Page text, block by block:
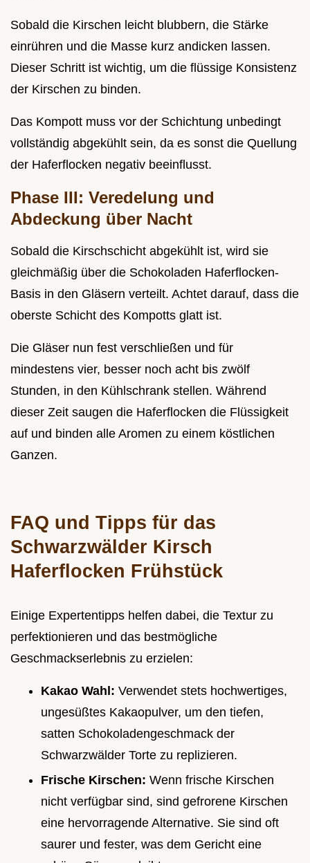
Sobald die Kirschen leicht blubbern, die Stärke
einrühren und die Masse kurz andicken lassen.
Dieser Schritt ist wichtig, um die flüssige Konsistenz
der Kirschen zu binden.
Das Kompott muss vor der Schichtung unbedingt
vollständig abgekühlt sein, da es sonst die Quellung
der Haferflocken negativ beeinflusst.
Phase III: Veredelung und
Abdeckung über Nacht
Sobald die Kirschschicht abgekühlt ist, wird sie
gleichmäßig über die Schokoladen Haferflocken-
Basis in den Gläsern verteilt. Achtet darauf, dass die
oberste Schicht des Kompotts glatt ist.
Die Gläser nun fest verschließen und für
mindestens vier, besser noch acht bis zwölf
Stunden, in den Kühlschrank stellen. Während
dieser Zeit saugen die Haferflocken die Flüssigkeit
auf und binden alle Aromen zu einem köstlichen
Ganzen.
FAQ und Tipps für das
Schwarzwälder Kirsch
Haferflocken Frühstück
Einige Expertentipps helfen dabei, die Textur zu
perfektionieren und das bestmögliche
Geschmackserlebnis zu erzielen:
Kakao Wahl: Verwendet stets hochwertiges,
ungesüßtes Kakaopulver, um den tiefen,
satten Schokoladengeschmack der
Schwarzwälder Torte zu replizieren.
Frische Kirschen: Wenn frische Kirschen
nicht verfügbar sind, sind gefrorene Kirschen
eine hervorragende Alternative. Sie sind oft
saurer und fester, was dem Gericht eine